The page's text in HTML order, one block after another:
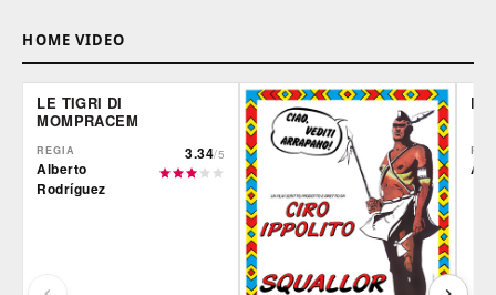
HOME VIDEO
LE TIGRI DI
MOMPRACEM
REGIA
Alberto
Rodríguez
3.34/5